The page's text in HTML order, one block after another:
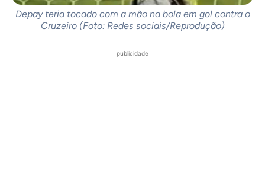
Depay teria tocado com a mão na bola em gol contra o
Cruzeiro (Foto: Redes sociais/Reprodução)
publicidade